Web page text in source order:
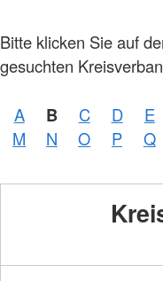
Bitte klicken Sie auf
gesuchten
A B C D E
M
N O P Q